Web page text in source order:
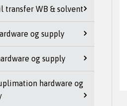
transfer WB & solvent
og supply
og supply
hardware og